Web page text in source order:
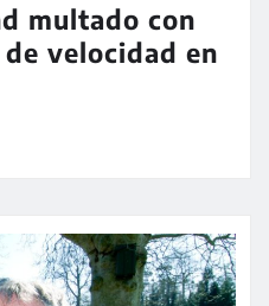
multado con
velocidad en